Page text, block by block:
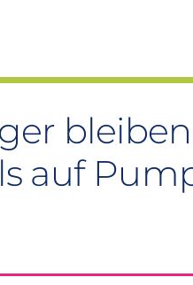
auf